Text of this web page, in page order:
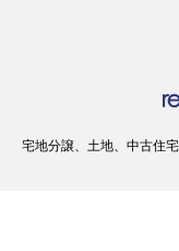
宅地分譲、土地、中古住